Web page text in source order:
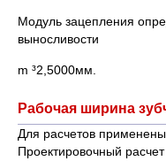
Модуль зацепления
выносливости
m ³2,5000мм.
Рабочая ширина
Для расчетов
Проектировочный